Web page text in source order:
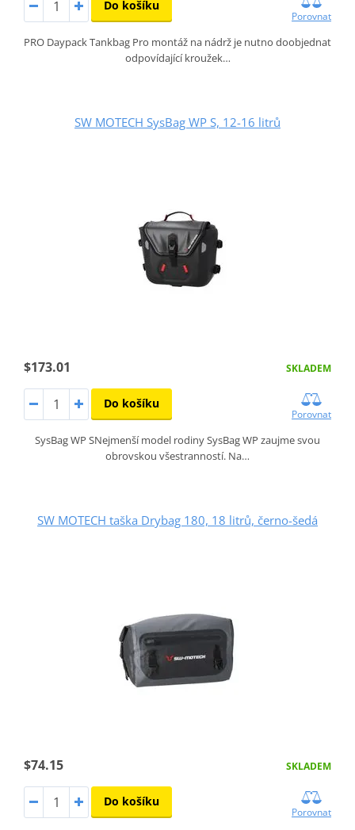
Do košíku
Porovnat
PRO Daypack Tankbag Pro montáž na nádrž je nutno doobjednat
odpovídající kroužek…
SW MOTECH SysBag WP S, 12-16 litrů
$173.01 SKLADEM
Do košíku
Porovnat
SysBag WP SNejmenší model rodiny SysBag WP zaujme svou
obrovskou všestranností. Na…
SW MOTECH taška Drybag 180, 18 litrů, černo-šedá
$74.15 SKLADEM
Do košíku
Porovnat